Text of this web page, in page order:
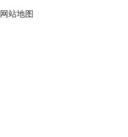
网站地图